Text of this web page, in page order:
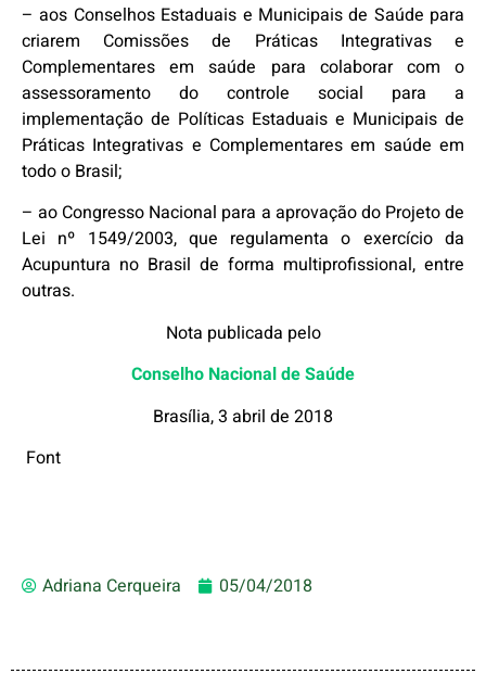
– aos Conselhos Estaduais e Municipais de Saúde para
criarem Comissões de Práticas Integrativas e
Complementares em saúde para colaborar com o
assessoramento do controle social para a
implementação de Políticas Estaduais e Municipais de
Práticas Integrativas e Complementares em saúde em
todo o Brasil;
– ao Congresso Nacional para a aprovação do Projeto de
Lei nº 1549/2003, que regulamenta o exercício da
Acupuntura no Brasil de forma multiprofissional, entre
outras.
Nota publicada pelo
Conselho Nacional de Saúde
Brasília, 3 abril de 2018
Font
Adriana Cerqueira 05/04/2018